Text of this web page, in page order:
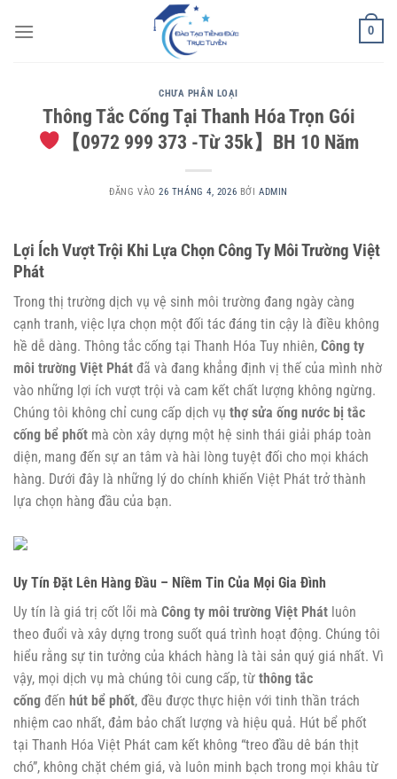
qua
0
CHƯA PHÂN LOẠI
Thông Tắc Cống Tại Thanh Hóa Trọn Gói
【0972 999 373 -Từ 35k】BH 10 Năm
ĐĂNG VÀO26 THÁNG 4, 2026 BỞI ADMIN
Lợi Ích Vượt Trội Khi Lựa Chọn Công Ty Môi Trường Việt
Phát
Trong thị trường dịch vụ vệ sinh môi trường đang ngày càng
cạnh tranh, việc lựa chọn một đối tác đáng tin cậy là điều không
hề dễ dàng. Thông tắc cống tại Thanh Hóa Tuy nhiên, Công ty
môi trường Việt Phát đã và đang khẳng định vị thế của mình nhờ
vào những lợi ích vượt trội và cam kết chất lượng không ngừng.
Chúng tôi không chỉ cung cấp dịch vụ thợ sửa ống nước bị tắc
cống bể phốt mà còn xây dựng một hệ sinh thái giải pháp toàn
diện, mang đến sự an tâm và hài lòng tuyệt đối cho mọi khách
hàng. Dưới đây là những lý do chính khiến Việt Phát trở thành
lựa chọn hàng đầu của bạn.
Uy Tín Đặt Lên Hàng Đầu – Niềm Tin Của Mọi Gia Đình
Uy tín là giá trị cốt lõi mà Công ty môi trường Việt Phát luôn
theo đuổi và xây dựng trong suốt quá trình hoạt động. Chúng tôi
hiểu rằng sự tin tưởng của khách hàng là tài sản quý giá nhất. Vì
vậy, mọi dịch vụ mà chúng tôi cung cấp, từ thông tắc
cống đến hút bể phốt, đều được thực hiện với tinh thần trách
nhiệm cao nhất, đảm bảo chất lượng và hiệu quả. Hút bể phốt
tại Thanh Hóa Việt Phát cam kết không “treo đầu dê bán thịt
chó”, không chặt chém giá, và luôn minh bạch trong mọi khâu từ